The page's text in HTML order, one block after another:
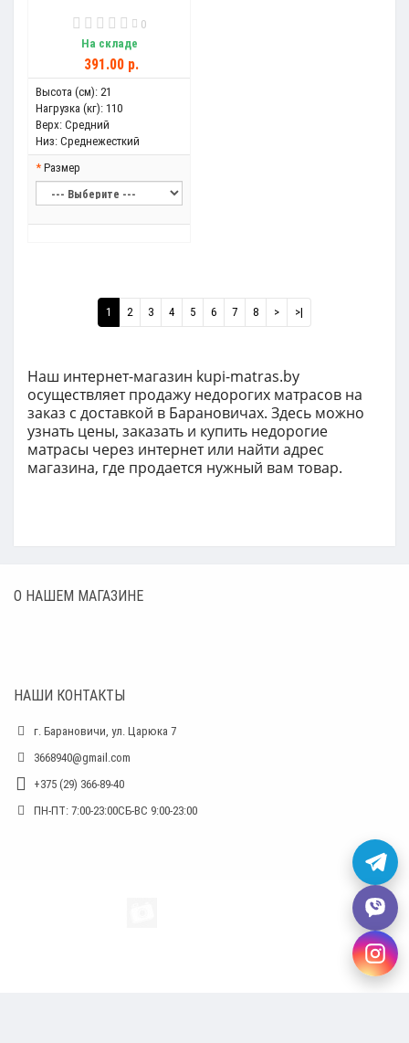
0
На складе
391.00 р.
Высота (см): 21
Нагрузка (кг): 110
Верх: Средний
Низ: Среднежесткий
Размер
1 2 3 4 5 6 7 8 > >|
Наш интернет-магазин kupi-matras.by
осуществляет продажу недорогих матрасов на
заказ с доставкой в Барановичах. Здесь можно
узнать цены, заказать и купить недорогие
матрасы через интернет или найти адрес
магазина, где продается нужный вам товар.
О НАШЕМ МАГАЗИНЕ
НАШИ КОНТАКТЫ
г. Барановичи, ул. Царюка 7
3668940@gmail.com
+375 (29) 366-89-40
ПН-ПТ: 7:00-23:00СБ-ВС 9:00-23:00